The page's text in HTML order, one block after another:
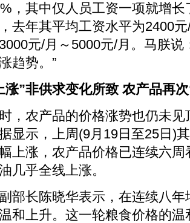
，其中仅人员工资一项就增
去年其平均工资水平为2400
元/月～5000元/月。马朕说
趋势。”
”非供求变化所致 农产品再
农产品的价格涨势也仍未见
显示，上周(9月19日至25日)
上涨，农产品价格已连续六
几乎全线上涨。
长陈晓华表示，在连续八年
和上升。这一轮粮食价格的